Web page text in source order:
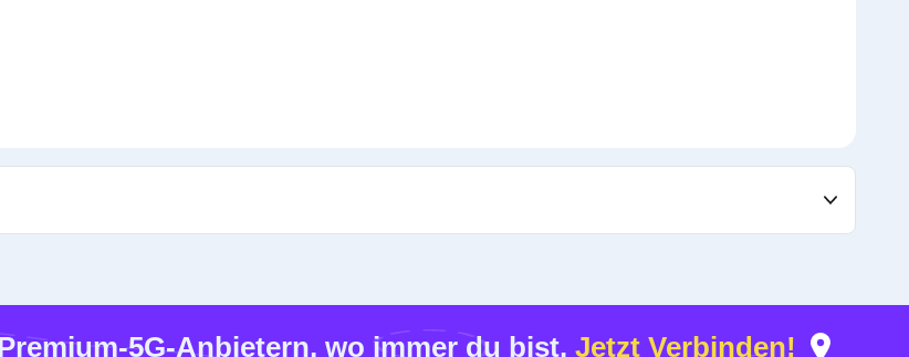
5G-Anbietern, wo immer du bist. Jetzt Verbinden!